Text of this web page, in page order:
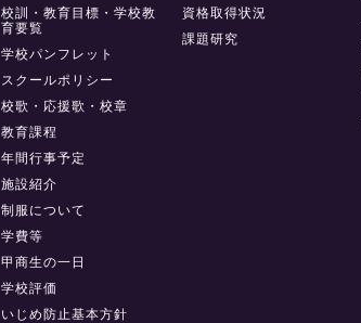
校訓・教育目標・学校教
育要覧
学校パンフレット
スクールポリシー
校歌・応援歌・校章
教育課程
年間行事予定
施設紹介
制服について
学費等
甲商生の一日
学校評価
いじめ防止基本方針
資格取得状況
課題研究